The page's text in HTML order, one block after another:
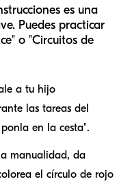
es una
Puedes practicar
o "Circuitos de
a tu hijo
las tareas del
en la cesta".
manualidad, da
el círculo de rojo